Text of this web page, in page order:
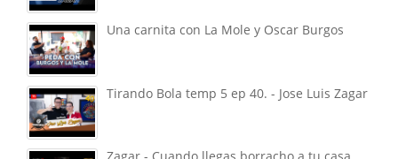
Una carnita con La Mole y Oscar Burgos
Tirando Bola temp 5 ep 40. - Jose Luis Zagar